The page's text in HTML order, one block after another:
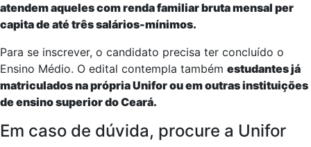
atendem aqueles com renda familiar bruta mensal per
capita de até três salários-mínimos.
Para se inscrever, o candidato precisa ter concluído o
Ensino Médio. O edital contempla também estudantes já
matriculados na própria Unifor ou em outras instituições
de ensino superior do Ceará.
Em caso de dúvida, procure a Unifor